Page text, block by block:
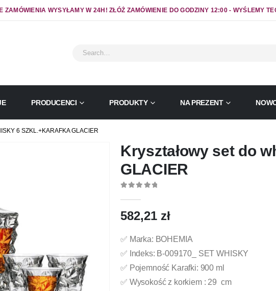
ZAMÓWIENIA WYSYŁAMY W 24H! ZŁÓŻ ZAMÓWIENIE DO GODZINY 12:00 - WYŚLEMY
PRODUCENCI PRODUKTY NA PREZENT
6 SZKL.+KARAFKA GLACIER
Kryształowy set do
GLACIER
582,21 zł
✅ Marka: BOHEMIA
✅ Indeks: B-009170_ SET WHISKY
✅ Pojemność Karafki: 900 ml
✅ Wysokość z korkiem : 29 cm